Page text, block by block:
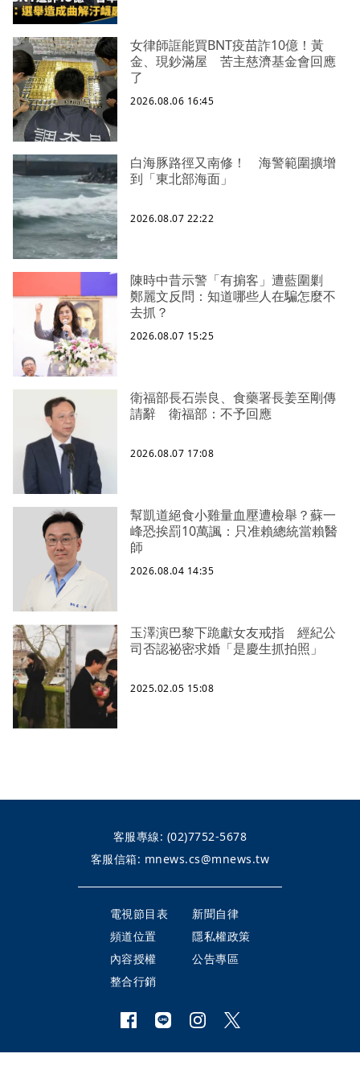
女律師誆能買BNT疫苗詐10億！黃
金、現鈔滿屋 苦主慈濟基金會回應
了
2026.08.06 16:45
白海豚路徑又南修！ 海警範圍擴增
到「東北部海面」
2026.08.07 22:22
陳時中昔示警「有掮客」遭藍圍剿
鄭麗文反問：知道哪些人在騙怎麼不
去抓？
2026.08.07 15:25
衛福部長石崇良、食藥署長姜至剛傳
請辭 衛福部：不予回應
2026.08.07 17:08
幫凱道絕食小雞量血壓遭檢舉？蘇一
峰恐挨罰10萬諷：只准賴總統當賴醫
師
2026.08.04 14:35
玉澤演巴黎下跪獻女友戒指 經紀公
司否認祕密求婚「是慶生抓拍照」
2025.02.05 15:08
客服專線: (02)7752-5678
客服信箱: mnews.cs@mnews.tw
電視節目表
新聞自律
頻道位置
隱私權政策
內容授權
公告專區
整合行銷